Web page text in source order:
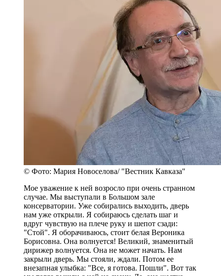
© Фото: Мария Новоселова/ "Вестник Кавказа"
Мое уважение к ней возросло при очень странном
случае. Мы выступали в Большом зале
консерватории. Уже собирались выходить, дверь
нам уже открыли. Я собираюсь сделать шаг и
вдруг чувствую на плече руку и шепот сзади:
"Стой". Я оборачиваюсь, стоит белая Вероника
Борисовна. Она волнуется! Великий, знаменитый
дирижер волнуется. Она не может начать. Нам
закрыли дверь. Мы стояли, ждали. Потом ее
внезапная улыбка: "Все, я готова. Пошли". Вот так